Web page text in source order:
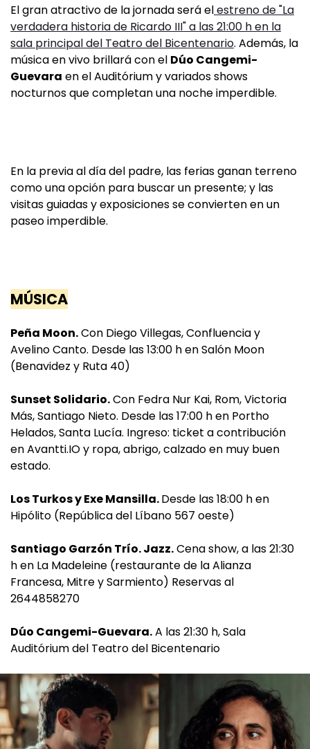
El gran atractivo de la jornada será elestreno de "La
verdadera historia de Ricardo III" a las 21:00 h en la
sala principal del Teatro del Bicentenario. Además, la
música en vivo brillará con el Dúo Cangemi-
Guevara en el Auditórium y variados shows
nocturnos que completan una noche imperdible.
En la previa al día del padre, las ferias ganan terreno
como una opción para buscar un presente; y las
visitas guiadas y exposiciones se convierten en un
paseo imperdible.
MÚSICA
Peña Moon.Con Diego Villegas, Confluencia y
Avelino Canto. Desde las 13:00 h en Salón Moon
(Benavidez y Ruta 40)
Sunset Solidario.Con Fedra Nur Kai, Rom, Victoria
Más, Santiago Nieto. Desde las 17:00 h en Portho
Helados, Santa Lucía. Ingreso: ticket a contribución
en Avantti.IO y ropa, abrigo, calzado en muy buen
estado.
Los Turkos y Exe Mansilla.Desde las 18:00 h en
Hipólito (República del Líbano 567 oeste)
Santiago Garzón Trío. Jazz.Cena show, a las 21:30
h en La Madeleine (restaurante de la Alianza
Francesa, Mitre y Sarmiento) Reservas al
2644858270
Dúo Cangemi-Guevara.A las 21:30 h, Sala
Auditórium del Teatro del Bicentenario